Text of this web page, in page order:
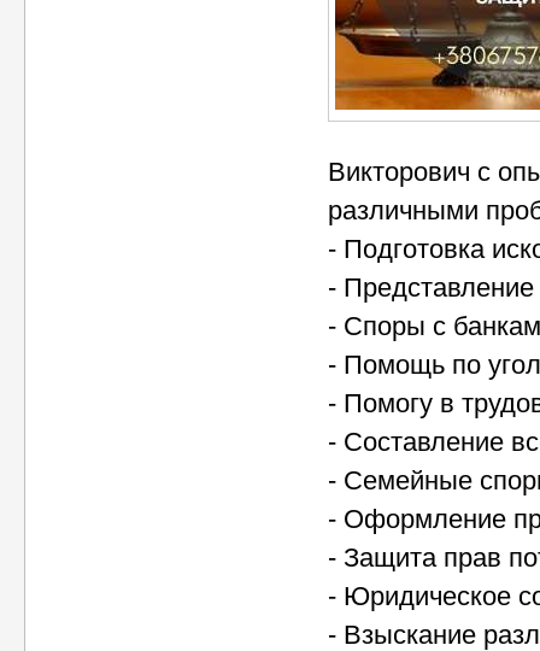
Викторович с
различными
- Подготовка
-
- Споры с
- Помощь по
- Помогу в
- Составление
- Семейные
- Оформление
- Защита прав
- Юридическое
- Взыскание